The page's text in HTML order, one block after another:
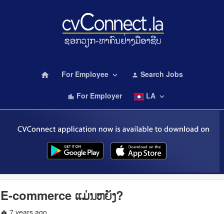
home For Employee keyboard_arrow_down person Search Jobs
location_city For Employer LA keyboard_arrow_down
E-commerce ແມ່ນຫຍັງ?